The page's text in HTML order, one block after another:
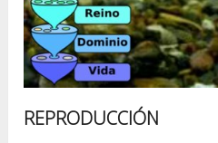
REPRODUCCIÓN